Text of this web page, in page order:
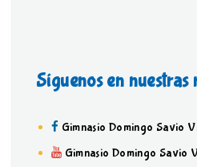
Síguenos en nuestras
Gimnasio Domingo Savio
Gimnasio Domingo Savio